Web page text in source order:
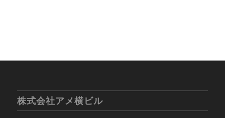
株式会社アメ横ビル